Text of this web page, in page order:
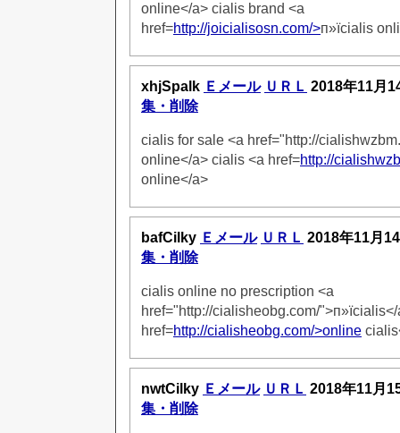
online</a> cialis brand <a
href=http://joicialisosn.com/>п»їcialis
xhjSpalk Ｅメール ＵＲＬ 2018年11月
集・削除
cialis for sale <a href="http://
online</a> cialis <a href=http://
online</a>
bafCilky Ｅメール ＵＲＬ 2018年11月
集・削除
cialis online no prescription <a
href="http://cialisheobg.com/
href=http://cialisheobg.com/>online
nwtCilky Ｅメール ＵＲＬ 2018年11月
集・削除